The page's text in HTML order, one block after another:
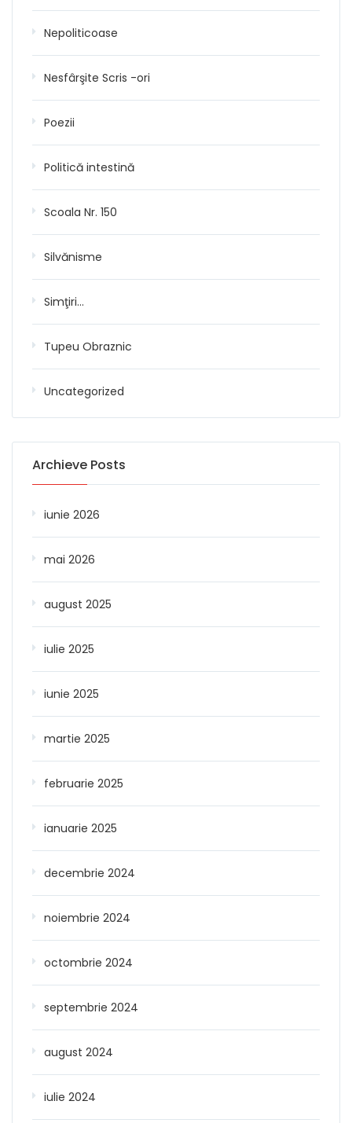
Nepoliticoase
Nesfârşite Scris -ori
Poezii
Politică intestină
Scoala Nr. 150
Silvănisme
Simţiri…
Tupeu Obraznic
Uncategorized
Archieve Posts
iunie 2026
mai 2026
august 2025
iulie 2025
iunie 2025
martie 2025
februarie 2025
ianuarie 2025
decembrie 2024
noiembrie 2024
octombrie 2024
septembrie 2024
august 2024
iulie 2024